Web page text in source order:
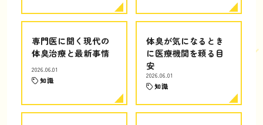
専門医に聞く現代の
体臭治療と最新事情
2026.06.01
知識
体臭が気になるとき
に医療機関を頼る目
安
2026.06.01
知識